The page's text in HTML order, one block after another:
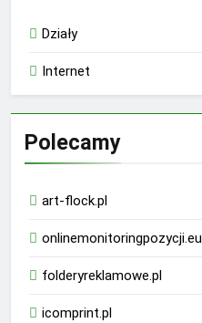
Działy
Internet
Polecamy
art-flock.pl
onlinemonitoringpozycji.eu
folderyreklamowe.pl
icomprint.pl